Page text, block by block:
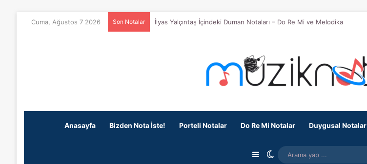
Cuma, Ağustos 7 2026 Son Notalar İlyas Yalçıntaş İçindeki Duman Notaları – Do Re Mi ve Melodika
Anasayfa Bizden Nota İste! Porteli Notalar Do Re Mi Notalar Duygusal Notalar
Kenar Bölmesi
Dış görünümü değiştir